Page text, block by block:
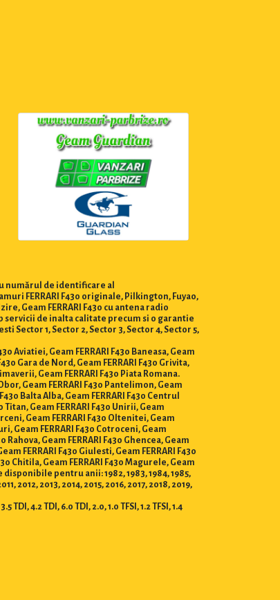
numărul de identificare al
FERRARI F430 originale, Pilkington, Fuyao,
Geam FERRARI F430 cu antena radio
servicii de inalta calitate precum si o garantie
Sector 1, Sector 2, Sector 3, Sector 4, Sector 5,
Aviatiei, Geam FERRARI F430 Baneasa, Geam
Gara de Nord, Geam FERRARI F430 Grivita,
Geam FERRARI F430 Piata Romana.
Geam FERRARI F430 Pantelimon, Geam
Balta Alba, Geam FERRARI F430 Centrul
Titan, Geam FERRARI F430 Unirii, Geam
Geam FERRARI F430 Oltenitei, Geam
Geam FERRARI F430 Cotroceni, Geam
Rahova, Geam FERRARI F430 Ghencea, Geam
FERRARI F430 Giulesti, Geam FERRARI F430
Chitila, Geam FERRARI F430 Magurele, Geam
disponibile pentru anii: 1982, 1983, 1984, 1985,
2012, 2013, 2014, 2015, 2016, 2017, 2018, 2019,
4.2 TDI, 6.0 TDI, 2.0, 1.0 TFSI, 1.2 TFSI, 1.4